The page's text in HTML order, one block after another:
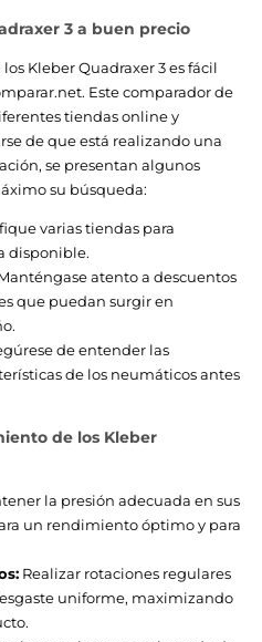
3 a buen precio
Kleber Quadraxer 3 es fácil
Este comparador de
tiendas online y
de que está realizando una
se presentan algunos
su búsqueda:
varias tiendas para
disponible.
atento a descuentos
que puedan surgir en
de entender las
de los neumáticos antes
de los Kleber
la presión adecuada en sus
un rendimiento óptimo y para
Realizar rotaciones regulares
uniforme, maximizando